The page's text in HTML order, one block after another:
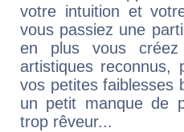
votre intuition et
vous passiez une
en plus vous
artistiques reconnus,
vos petites faiblesses
un petit manque de
trop rêveur...